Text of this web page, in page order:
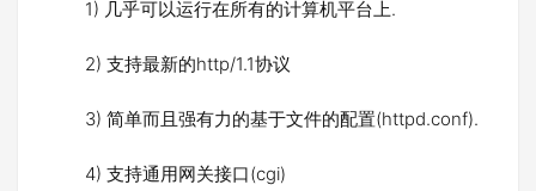
1) 几乎可以运行在所有的计算机平台上.
2) 支持最新的http/1.1协议
3) 简单而且强有力的基于文件的配置(httpd.conf).
4) 支持通用网关接口(cgi)